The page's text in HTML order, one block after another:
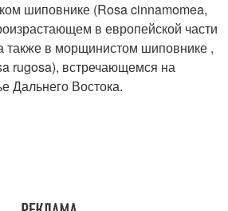
шиповнике (Rosa cinnamomea,
в европейской части
также в морщинистом шиповнике ,
rugosa), встречающемся на
Дальнего Востока.